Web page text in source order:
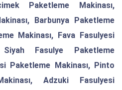
Paketleme Makinası,
Barbunya Paketleme
Makinası, Fava Fasulyesi
Fasulye Paketleme
Paketleme Makinası, Pinto
Adzuki Fasulyesi